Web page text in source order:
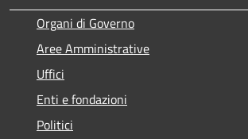
Organi di Governo
Aree Amministrative
Uffici
Enti e fondazioni
Politici